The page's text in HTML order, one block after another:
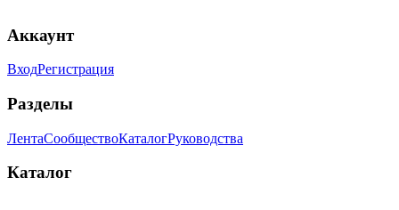
Аккаунт
ВходРегистрация
Разделы
ЛентаСообществоКаталогРуководства
Каталог